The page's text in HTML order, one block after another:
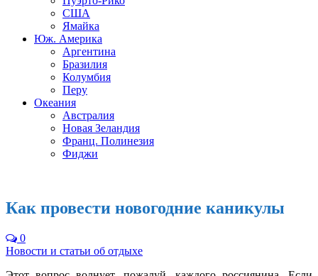
США
Ямайка
Юж. Америка
Аргентина
Бразилия
Колумбия
Перу
Океания
Австралия
Новая Зеландия
Франц. Полинезия
Фиджи
Как провести новогодние каникулы
0
Новости и статьи об отдыхе